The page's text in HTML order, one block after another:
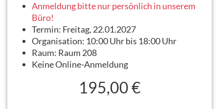
Anmeldung bitte nur persönlich in unserem
Büro!
Termin: Freitag, 22.01.2027
Organisation: 10:00 Uhr bis 18:00 Uhr
Raum: Raum 208
Keine Online-Anmeldung
195,00 €